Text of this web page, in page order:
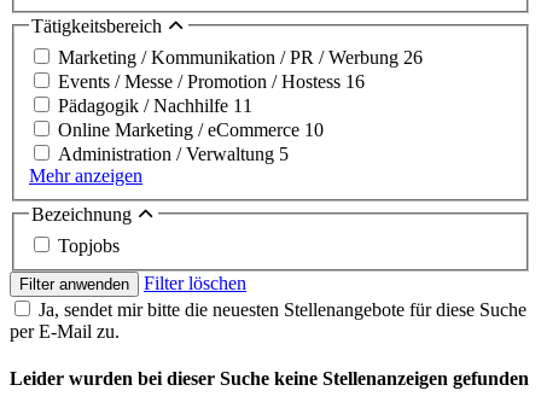
Tätigkeitsbereich
Marketing / Kommunikation / PR / Werbung 26
Events / Messe / Promotion / Hostess 16
Pädagogik / Nachhilfe 11
Online Marketing / eCommerce 10
Administration / Verwaltung 5
Mehr anzeigen
Bezeichnung
Topjobs
Filter anwenden
Filter löschen
Ja, sendet mir bitte die neuesten Stellenangebote für diese Suche
per E-Mail zu.
Leider wurden bei dieser Suche keine Stellenanzeigen gefunden